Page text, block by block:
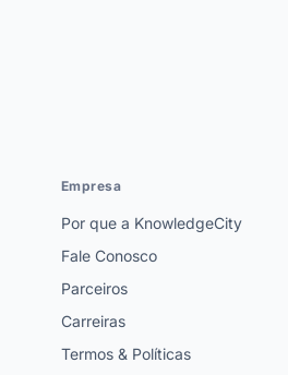
Empresa
Por que a KnowledgeCity
Fale Conosco
Parceiros
Carreiras
Termos & Políticas